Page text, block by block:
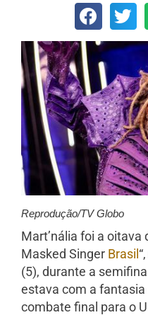
Reprodução/TV Globo
Mart’nália foi a oitava
Masked Singer Brasil
(5), durante a
estava com a
combate final para o